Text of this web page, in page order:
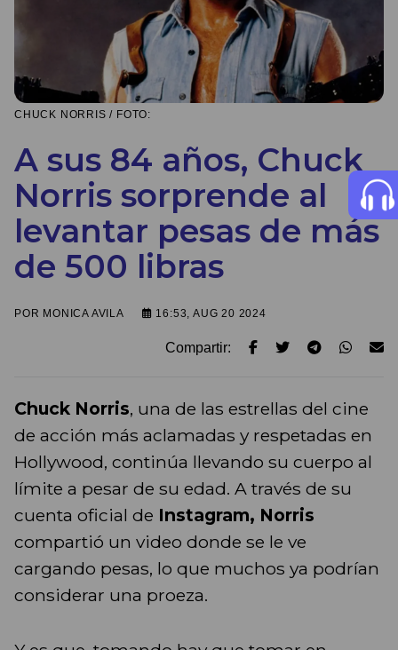
CHUCK NORRIS / FOTO:
A sus 84 años, Chuck
Norris sorprende al
levantar pesas de más
de 500 libras
POR MONICA AVILA 16:53, AUG 20 2024
Compartir:
Chuck Norris, una de las estrellas del cine
de acción más aclamadas y respetadas en
Hollywood, continúa llevando su cuerpo al
límite a pesar de su edad. A través de su
cuenta oficial de Instagram, Norris
compartió un video donde se le ve
cargando pesas, lo que muchos ya podrían
considerar una proeza.